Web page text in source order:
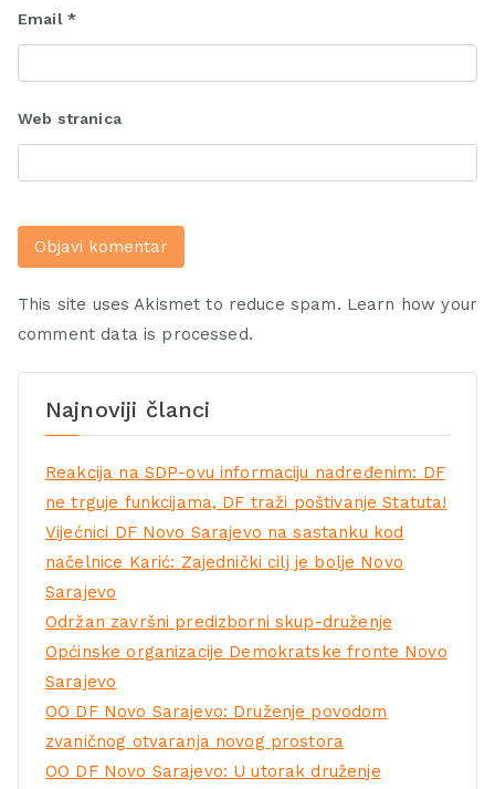
Email *
Web stranica
This site uses Akismet to reduce spam. Learn how your
comment data is processed.
Najnoviji članci
Reakcija na SDP-ovu informaciju nadređenim: DF
ne trguje funkcijama, DF traži poštivanje Statuta!
Vijećnici DF Novo Sarajevo na sastanku kod
načelnice Karić: Zajednički cilj je bolje Novo
Sarajevo
Održan završni predizborni skup-druženje
Općinske organizacije Demokratske fronte Novo
Sarajevo
OO DF Novo Sarajevo: Druženje povodom
zvaničnog otvaranja novog prostora
OO DF Novo Sarajevo: U utorak druženje